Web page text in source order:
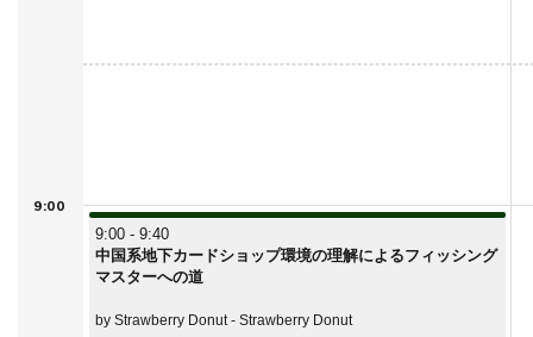
9:00
9:00 - 9:40
中国系地下カードショップ環境の理解によるフィッシング
マスターへの道
by Strawberry Donut - Strawberry Donut